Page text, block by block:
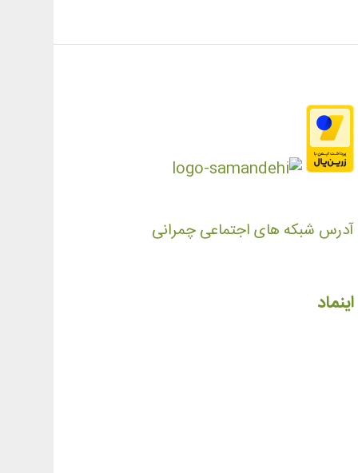
آدرس شبکه های اجتماعی چمرانی
اینماد